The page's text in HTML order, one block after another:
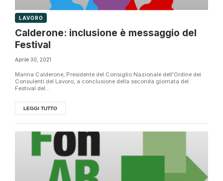
LAVORO
Calderone: inclusione è messaggio del
Festival
Aprile 30, 2021
Marina Calderone, Presidente del Consiglio Nazionale dell'Ordine dei
Consulenti del Lavoro, a conclusione della seconda giornata del
Festival del...
LEGGI TUTTO